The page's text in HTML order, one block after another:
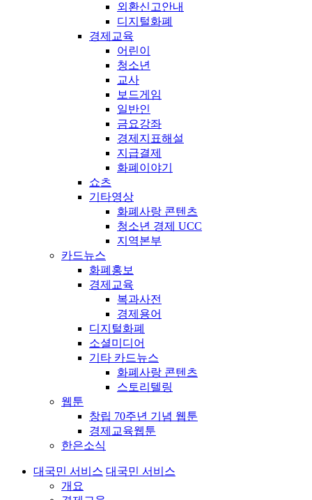
외환신고안내
디지털화폐
경제교육
어린이
청소년
교사
보드게임
일반인
금요강좌
경제지표해설
지급결제
화폐이야기
쇼츠
기타영상
화폐사랑 콘텐츠
청소년 경제 UCC
지역본부
카드뉴스
화폐홍보
경제교육
복과사전
경제용어
디지털화폐
소셜미디어
기타 카드뉴스
화폐사랑 콘텐츠
스토리텔링
웹툰
창립 70주년 기념 웹툰
경제교육웹툰
한은소식
대국민 서비스 대국민 서비스
개요